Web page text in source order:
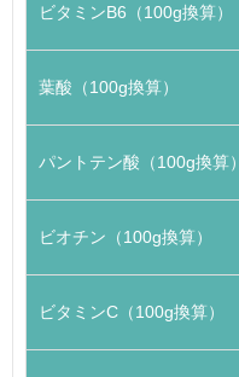
ビタミンB6（100g換算）
葉酸（100g換算）
パントテン酸（100g換算）
ビオチン（100g換算）
ビタミンC（100g換算）